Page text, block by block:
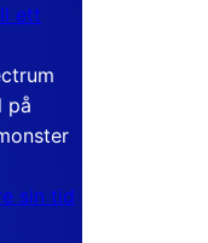
ett
på
sin tid